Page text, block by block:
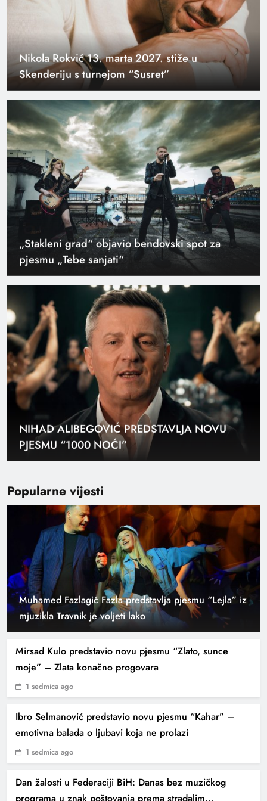
Popularne vijesti
Muhamed Fazlagić Fazla predstavlja pjesmu “Lejla” iz
mjuzikla Travnik je voljeti lako
Mirsad Kulo predstavio novu pjesmu “Zlato, sunce
moje” – Zlata konačno progovara
1 sedmica ago
Ibro Selmanović predstavio novu pjesmu “Kahar” –
emotivna balada o ljubavi koja ne prolazi
1 sedmica ago
Dan žalosti u Federaciji BiH: Danas bez muzičkog
Nikola Rokvić 13. marta 2027. stiže u
Skenderiju s turnejom “Susret”
„Stakleni grad“ objavio bendovski spot za
pjesmu „Tebe sanjati“
NIHAD ALIBEGOVIĆ PREDSTAVLJA NOVU
PJESMU “1000 NOĆI”
Asim Brkan nakon operacije srca prvi put
gostovao i zapjevao uživo